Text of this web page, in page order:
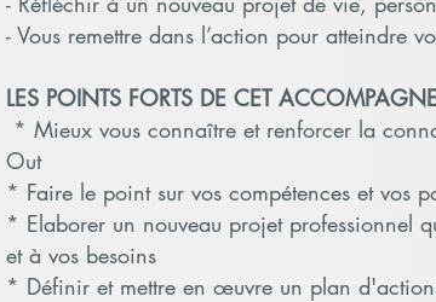
- Vous remettre dans l’action pour atteindre
LES POINTS FORTS DE CET
* Mieux vous connaître et renforcer la
Out
* Faire le point sur vos compétences et vos
* Elaborer un nouveau projet professionnel
et à vos besoins
* Définir et mettre en œuvre un plan